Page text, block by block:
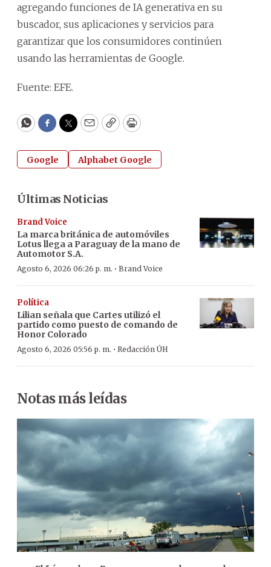
agregando funciones de IA generativa en su
buscador, sus aplicaciones y servicios para
garantizar que los consumidores continúen
usando las herramientas de Google.
Fuente: EFE.
WhatsApp
Facebook
Twitter
EmailCopyPrint
Google Alphabet Google
Últimas Noticias
Brand Voice
La marca británica de automóviles
Lotus llega a Paraguay de la mano de
Automotor S.A.
Agosto 6, 2026 06:26 p. m. · Brand Voice
Política
Lilian señala que Cartes utilizó el
partido como puesto de comando de
Honor Colorado
Agosto 6, 2026 05:56 p. m. · Redacción ÚH
Notas más leídas